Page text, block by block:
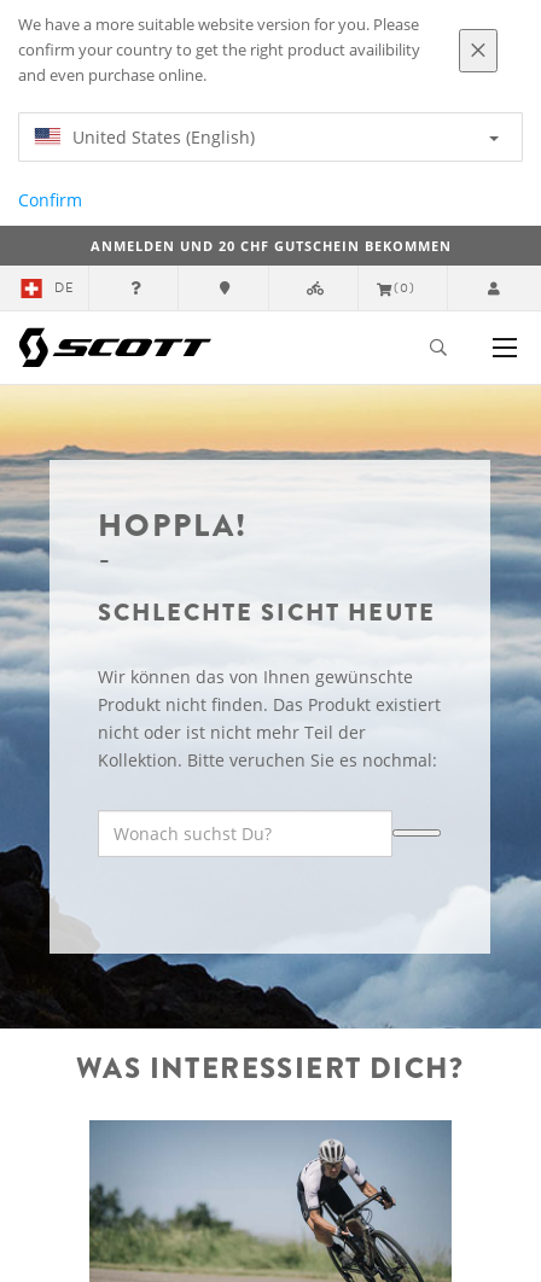
We have a more suitable website version for you. Please
confirm your country to get the right product availibility
and even purchase online.
United States (English)
Confirm
ANMELDEN UND 20 CHF GUTSCHEIN BEKOMMEN
DE (0)
HOPPLA!
SCHLECHTE SICHT HEUTE
Wir können das von Ihnen gewünschte
Produkt nicht finden. Das Produkt existiert
nicht oder ist nicht mehr Teil der
Kollektion. Bitte veruchen Sie es nochmal:
WAS INTERESSIERT DICH?